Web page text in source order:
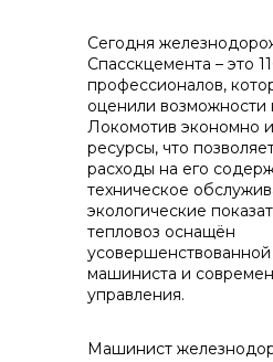
Сегодня
Спасскцемента – это
профессионалов,
оценили
Локомотив экономно
ресурсы, что
расходы на его
техническое
экологические
тепловоз оснащён
машиниста и
управления.
Машинист